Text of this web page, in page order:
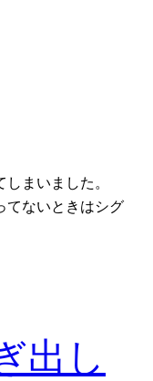
まいました。
てないときはシグ
出し